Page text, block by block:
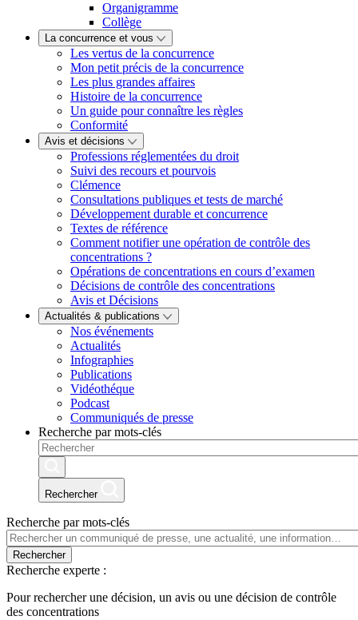
Organigramme
Collège
La concurrence et vous
Les vertus de la concurrence
Mon petit précis de la concurrence
Les plus grandes affaires
Histoire de la concurrence
Un guide pour connaître les règles
Conformité
Avis et décisions
Professions réglementées du droit
Suivi des recours et pourvois
Clémence
Consultations publiques et tests de marché
Développement durable et concurrence
Textes de référence
Comment notifier une opération de contrôle des
concentrations ?
Opérations de concentrations en cours d’examen
Décisions de contrôle des concentrations
Avis et Décisions
Actualités & publications
Nos événements
Actualités
Infographies
Publications
Vidéothéque
Podcast
Communiqués de presse
Recherche par mots-clés
Rechercher
Recherche par mots-clés
Rechercher
Recherche experte :
Pour rechercher une décision, un avis ou une décision de contrôle
des concentrations